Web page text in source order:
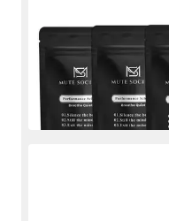
Nosestrips – 90
Schnarchen
18,90 € UVP25,00 €
(0,21 €/ 1 Stk)
-24%
in 4-5 Werktagen bei dir